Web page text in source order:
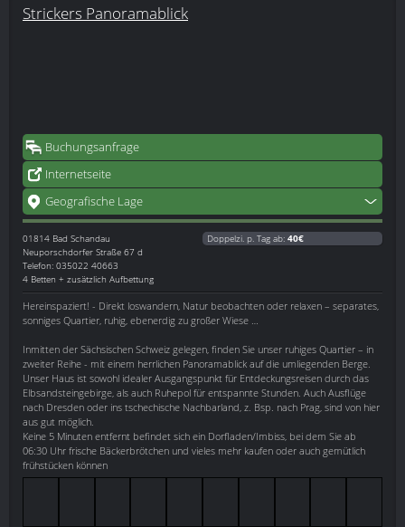
Strickers Panoramablick
Buchungsanfrage
Internetseite
Geografische Lage
01814 Bad Schandau
Neuporschdorfer Straße 67 d
Telefon: 035022 40663
4 Betten + zusätzlich Aufbettung
Doppelzi. p. Tag ab: 40€
Hereinspaziert! - Direkt loswandern, Natur beobachten oder relaxen – separates,
sonniges Quartier, ruhig, ebenerdig zu großer Wiese …
Inmitten der Sächsischen Schweiz gelegen, finden Sie unser ruhiges Quartier – in
zweiter Reihe - mit einem herrlichen Panoramablick auf die umliegenden Berge.
Unser Haus ist sowohl idealer Ausgangspunkt für Entdeckungsreisen durch das
Elbsandsteingebirge, als auch Ruhepol für entspannte Stunden. Auch Ausflüge
nach Dresden oder ins tschechische Nachbarland, z. Bsp. nach Prag, sind von hier
aus gut möglich.
Keine 5 Minuten entfernt befindet sich ein Dorfladen/Imbiss, bei dem Sie ab
06:30 Uhr frische Bäckerbrötchen und vieles mehr kaufen oder auch gemütlich
frühstücken können